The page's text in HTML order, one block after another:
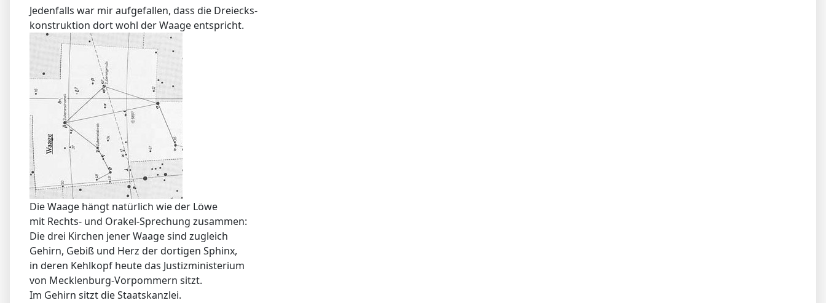
Jedenfalls war mir aufgefallen, dass die Dreiecks-
konstruktion dort wohl der Waage entspricht.
Die Waage hängt natürlich wie der Löwe
mit Rechts- und Orakel-Sprechung zusammen:
Die drei Kirchen jener Waage sind zugleich
Gehirn, Gebiß und Herz der dortigen Sphinx,
in deren Kehlkopf heute das Justizministerium
von Mecklenburg-Vorpommern sitzt.
Im Gehirn sitzt die Staatskanzlei.